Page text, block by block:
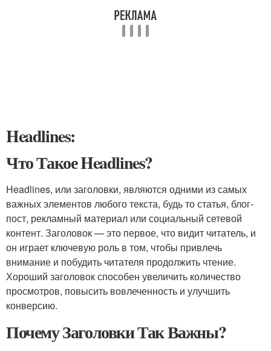
Headlines:
Что Такое Headlines?
Headlines, или заголовки, являются одними из самых
важных элементов любого текста, будь то статья, блог-
пост, рекламный материал или социальный сетевой
контент. Заголовок — это первое, что видит читатель, и
он играет ключевую роль в том, чтобы привлечь
внимание и побудить читателя продолжить чтение.
Хороший заголовок способен увеличить количество
просмотров, повысить вовлеченность и улучшить
конверсию.
Почему Заголовки Так Важны?